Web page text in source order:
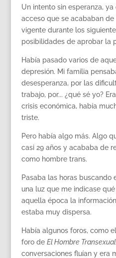
Un intento sin esperanza,
acceso que se acababan
vigente durante los
posibilidades de aprobar la
Había pasado varios de
depresión. Mi familia
desesperanza, por las
trabajo, por... ¿qué sé yo?
crisis económica, había
triste.
Pero había algo más. Algo
casi 29 años y acababa de
como hombre trans.
Pasaba las horas buscando
una luz que me indicase
aquella época la
estaba muy dispersa.
Había algunos foros, como
foro de El Hombre Transexual
conversaciones fluían y era